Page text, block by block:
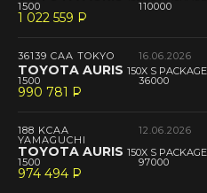
1500 110000
1 022 559 P
--
36139 CAA TOKYO 16.06.2026
TOYOTA AURIS 150X S PACKAGE
1500 36000
990 781 P
--
188 KCAA
YAMAGUCHI
12.06.2026
TOYOTA AURIS 150X S PACKAGE
1500 97000
974 494 P
--